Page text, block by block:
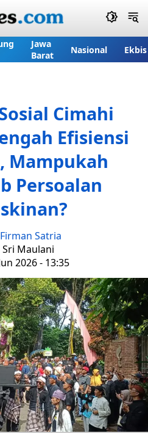
Jawa
Barat
Nasional Ekbis
Cimahi
Efisiensi
Mampukah
Persoalan
Firman Satria
Maulani
2026 - 13:35